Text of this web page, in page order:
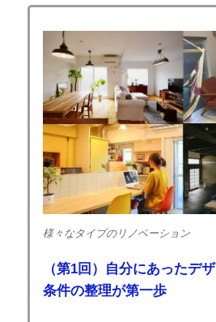
様々なタイプのリノベーション
（第1回）自分にあったデ
条件の整理が第一歩
（第2回）夜時間を活用し
を作りはじめよう！
（第3回）住宅購入のモチ
日、高めに維持するコツ